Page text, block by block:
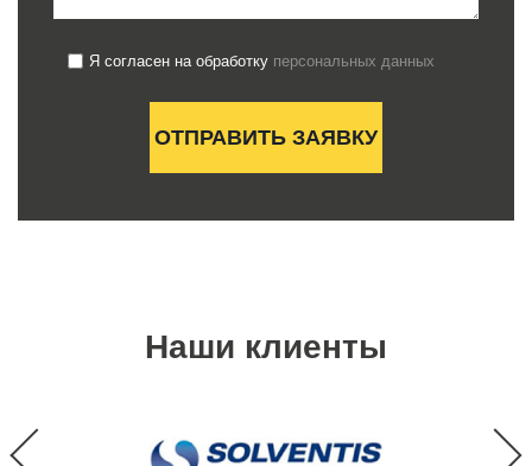
Я согласен на обработку персональных данных
Наши клиенты